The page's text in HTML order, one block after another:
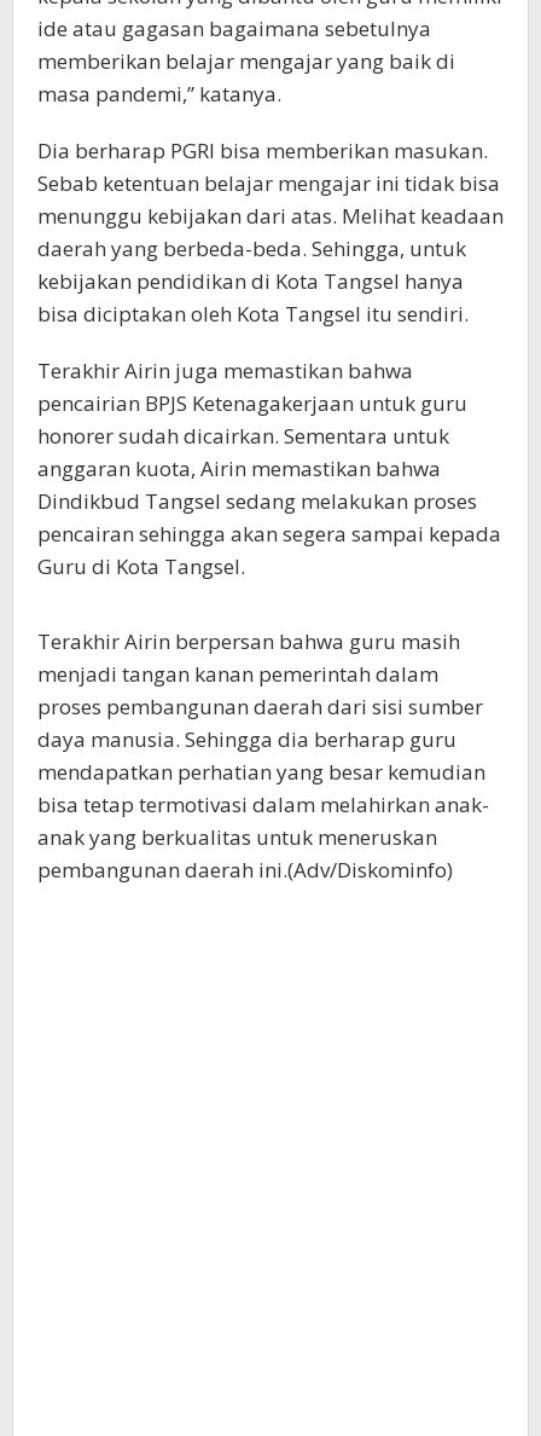
ide atau gagasan bagaimana sebetulnya
memberikan belajar mengajar yang baik di
masa pandemi,” katanya.
Dia berharap PGRI bisa memberikan masukan.
Sebab ketentuan belajar mengajar ini tidak bisa
menunggu kebijakan dari atas. Melihat keadaan
daerah yang berbeda-beda. Sehingga, untuk
kebijakan pendidikan di Kota Tangsel hanya
bisa diciptakan oleh Kota Tangsel itu sendiri.
Terakhir Airin juga memastikan bahwa
pencairian BPJS Ketenagakerjaan untuk guru
honorer sudah dicairkan. Sementara untuk
anggaran kuota, Airin memastikan bahwa
Dindikbud Tangsel sedang melakukan proses
pencairan sehingga akan segera sampai kepada
Guru di Kota Tangsel.
Terakhir Airin berpersan bahwa guru masih
menjadi tangan kanan pemerintah dalam
proses pembangunan daerah dari sisi sumber
daya manusia. Sehingga dia berharap guru
mendapatkan perhatian yang besar kemudian
bisa tetap termotivasi dalam melahirkan anak-
anak yang berkualitas untuk meneruskan
pembangunan daerah ini.(Adv/Diskominfo)